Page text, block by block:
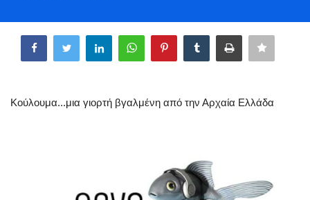
Entertainment
Arts & Culture
Κούλουμα...μια γιορτή βγαλμένη από την Αρχαία Ελλάδα